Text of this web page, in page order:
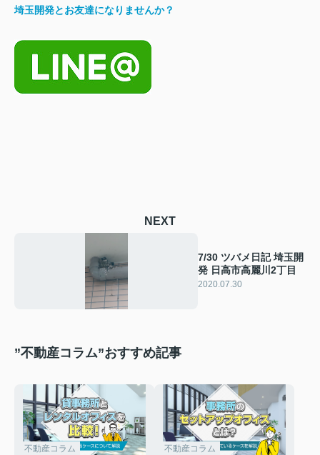
埼玉開発とお友達になりませんか？
NEXT
7/30 ツバメ日記 埼玉開
発 日高市高麗川2丁目
2020.07.30
”不動産コラム”おすすめ記事
不動産コラム 不動産コラム